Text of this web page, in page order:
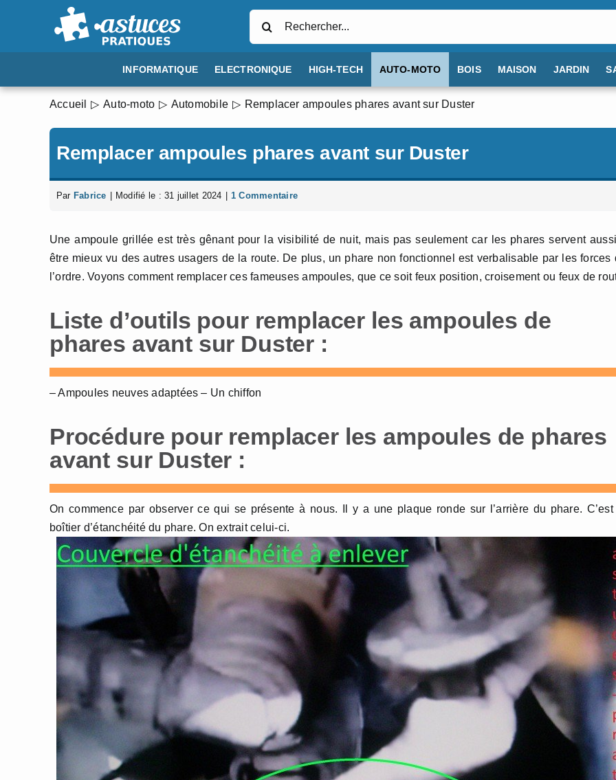
INFORMATIQUE ELECTRONIQUE HIGH-TECH AUTO-MOTO BOIS MAISON JARDIN
Accueil Auto-moto Automobile Remplacer ampoules phares avant sur Duster
Remplacer ampoules phares avant sur Duster
Par Fabrice Modifié le : 31 juillet 2024 1 Commentaire
Une ampoule grillée est très gênant pour la visibilité de nuit, mais pas seulement car les phares servent
être mieux vu des autres usagers de la route. De plus, un phare non fonctionnel est verbalisable par les forces
l’ordre. Voyons comment remplacer ces fameuses ampoules, que ce soit feux position, croisement ou feux de
Liste d’outils pour remplacer les ampoules de
phares avant sur Duster :
– Ampoules neuves adaptées – Un chiffon
Procédure pour remplacer les ampoules de phares
avant sur Duster :
On commence par observer ce qui se présente à nous. Il y a une plaque ronde sur l’arrière du phare.
boîtier d’étanchéité du phare. On extrait celui-ci.